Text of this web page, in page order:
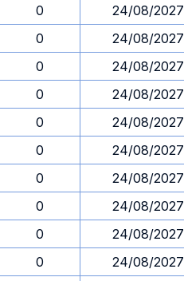
0
24/08/2027
0
24/08/2027
0
24/08/2027
0
24/08/2027
0
24/08/2027
0
24/08/2027
0
24/08/2027
0
24/08/2027
0
24/08/2027
0
24/08/2027